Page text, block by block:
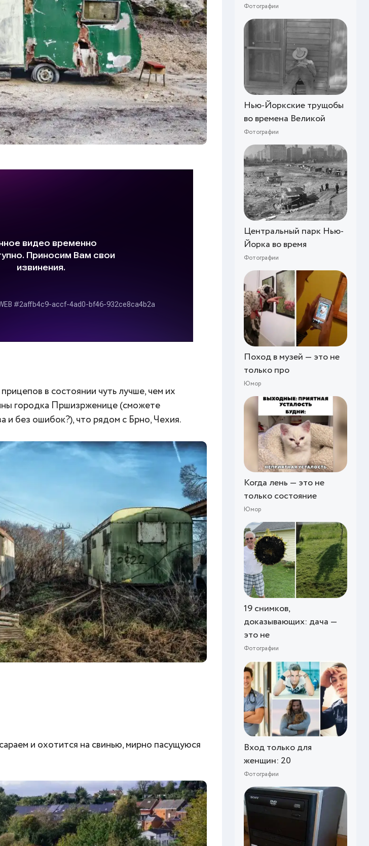
Фотографии
Нью-Йоркские трущобы
во времена Великой
Фотографии
Центральный парк Нью-
Йорка во время
Фотографии
Поход в музей — это не
только про
Юмор
Когда лень — это не
только состояние
Юмор
19 снимков,
доказывающих: дача —
это не
Фотографии
Вход только для
женщин: 20
Фотографии
в состоянии чуть лучше, чем их
городка Пршизрженице (сможете
и без ошибок?), что рядом с Брно, Чехия.
и охотится на свинью, мирно пасущуюся